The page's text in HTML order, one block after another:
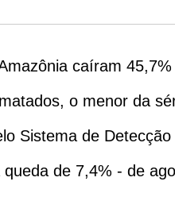
caíram
o menor da
Sistema de
de 7,4% - de